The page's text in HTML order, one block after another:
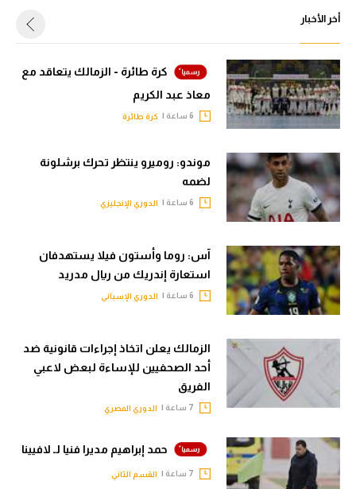
أخر الأخبار
كرة طائرة - الزمالك يتعاقد مع
معاذ عبد الكريم
كرة طائرة
موندو: روميرو ينتظر تحرك برشلونة
لضمه
الدوري الإنجليزي
آس: روما وأستون فيلا يستهدفان
استعارة إندريك من ريال مدريد
الدوري الإسباني
الزمالك يعلن اتخاذ إجراءات قانونية ضد
أحد الصحفيين للإساءة لبعض لاعبي
الفريق
الدوري المصري
حمد إبراهيم مديرا فنيا لـ لافيينا
القسم الثاني